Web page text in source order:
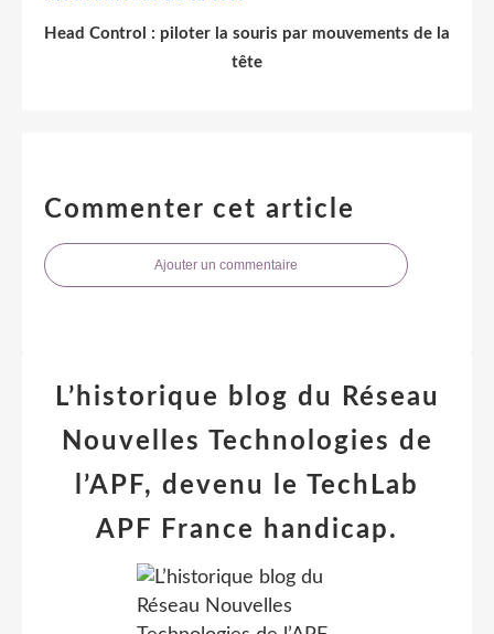
Head Control : piloter la souris par mouvements de la
tête
Commenter cet article
Ajouter un commentaire
L’historique blog du Réseau
Nouvelles Technologies de
l’APF, devenu le TechLab
APF France handicap.